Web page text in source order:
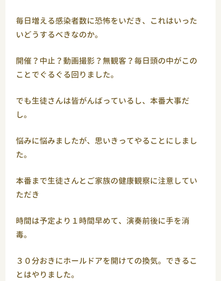
毎日増える感染者数に恐怖をいだき、これはいった
いどうするべきなのか。
開催？中止？動画撮影？無観客？毎日頭の中がこの
ことでぐるぐる回りました。
でも生徒さんは皆がんばっているし、本番大事だ
し。
悩みに悩みましたが、思いきってやることにしまし
た。
本番まで生徒さんとご家族の健康観察に注意してい
ただき
時間は予定より１時間早めて、演奏前後に手を消
毒。
３０分おきにホールドアを開けての換気。できるこ
とはやりました。